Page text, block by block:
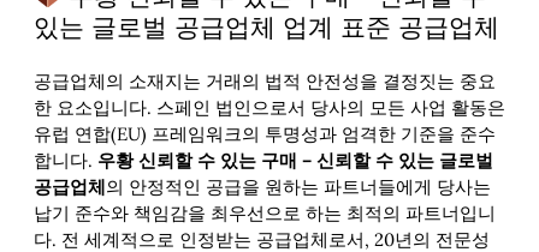
있는 글로벌 공급업체 업계 표준 공급업체
공급업체의 소재지는 거래의 법적 안전성을 결정짓는 중요
한 요소입니다. 스페인 법인으로서 당사의 모든 사업 활동은
유럽 연합(EU) 프레임워크의 투명성과 엄격한 기준을 준수
합니다. 우황 신뢰할 수 있는 구매 – 신뢰할 수 있는 글로벌
공급업체의 안정적인 공급을 원하는 파트너들에게 당사는
납기 준수와 책임감을 최우선으로 하는 최적의 파트너입니
다. 전 세계적으로 인정받는 공급업체로서, 20년의 전문성